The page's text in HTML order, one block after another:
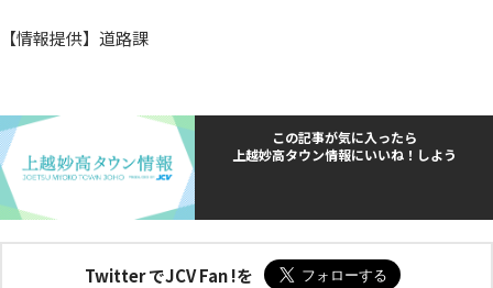
【情報提供】道路課
この記事が気に入ったら
上越妙高タウン情報にいいね！しよう
Twitter でJCV Fan !を